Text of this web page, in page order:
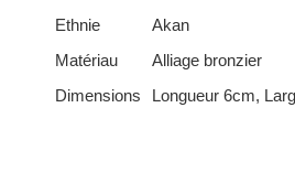
Ethnie
Akan
Matériau
Alliage bronzier
Dimensions
Longueur 6cm,